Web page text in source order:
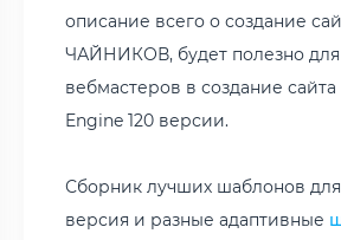
описание всего о создание
ЧАЙНИКОВ, будет полезно для
вебмастеров в создание
Engine 120 версии.
Сборник лучших шаблонов
версия и разные адаптивные